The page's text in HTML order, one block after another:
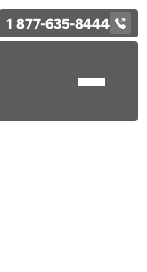
1 877-635-8444